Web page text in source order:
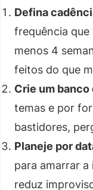
Defina
frequência
menos 4
feitos do que
Crie um banco
temas e por
bastidores,
Planeje por
para amarrar a
reduz